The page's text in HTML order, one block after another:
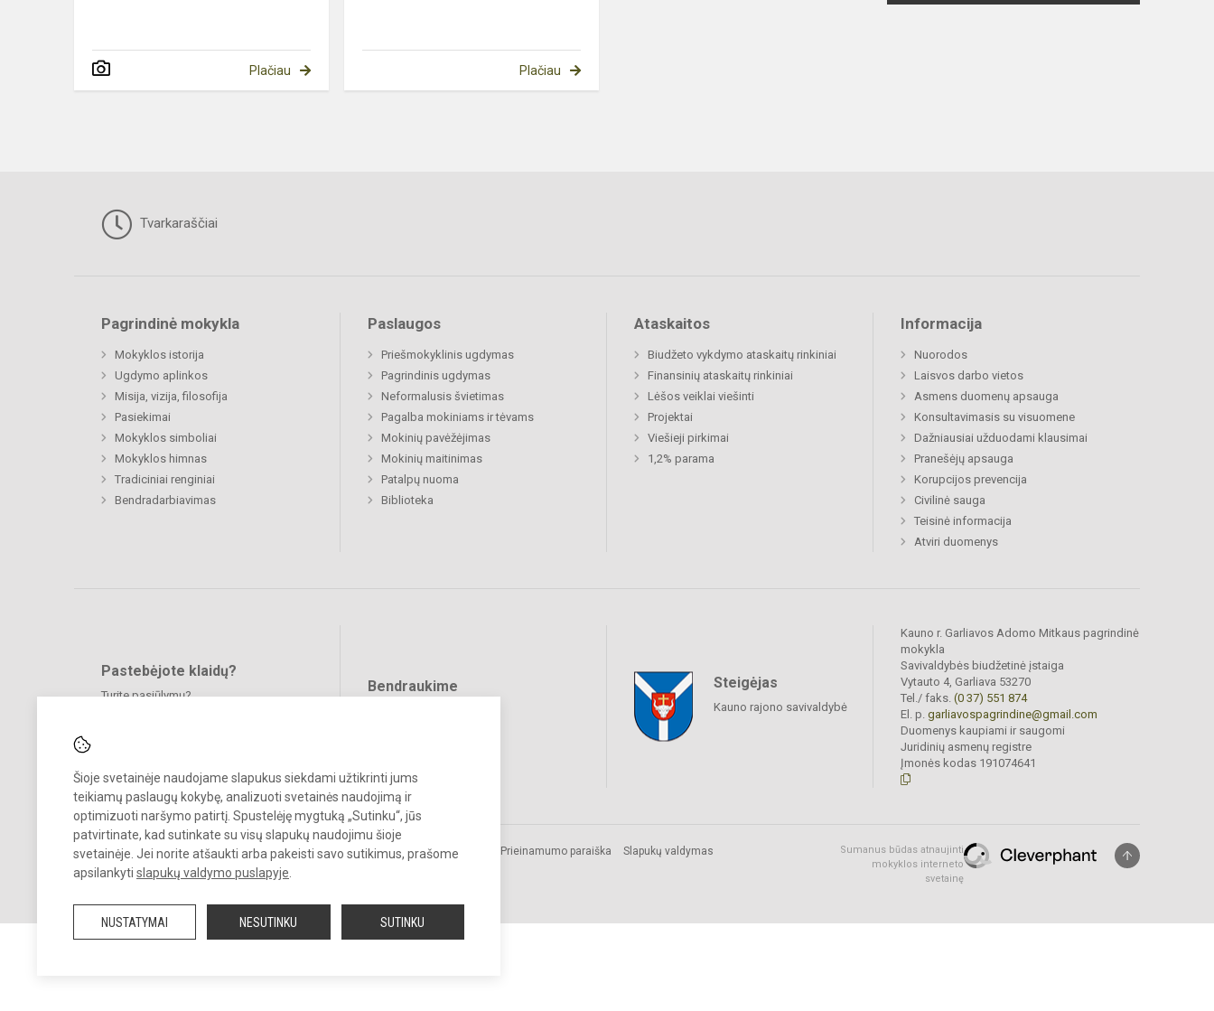
Šioje svetainėje naudojame slapukus siekdami užtikrinti jums
teikiamų paslaugų kokybę, analizuoti svetainės naudojimą ir
optimizuoti naršymo patirtį. Spustelėję mygtuką „Sutinku“, jūs
patvirtinate, kad sutinkate su visų slapukų naudojimu šioje
svetainėje. Jei norite atšaukti arba pakeisti savo sutikimus, prašome
apsilankyti slapukų valdymo puslapyje
NUSTATYMAI NESUTINKU SUTINKU
Plačiau Plačiau
Tvarkaraščiai
Pagrindinė mokykla
Mokyklos istorija
Ugdymo aplinkos
Misija, vizija, filosofija
Pasiekimai
Mokyklos simboliai
Mokyklos himnas
Tradiciniai renginiai
Bendradarbiavimas
Paslaugos
Priešmokyklinis ugdymas
Pagrindinis ugdymas
Neformalusis švietimas
Pagalba mokiniams ir tėvams
Mokinių pavėžėjimas
Mokinių maitinimas
Patalpų nuoma
Biblioteka
Ataskaitos
Biudžeto vykdymo ataskaitų rinkiniai
Finansinių ataskaitų rinkiniai
Lėšos veiklai viešinti
Projektai
Viešieji pirkimai
1,2% parama
Informacija
Nuorodos
Laisvos darbo vietos
Asmens duomenų apsauga
Konsultavimasis su visuomene
Dažniausiai užduodami klausimai
Pranešėjų apsauga
Korupcijos prevencija
Civilinė sauga
Teisinė informacija
Atviri duomenys
Pastebėjote klaidų?
Turite pasiūlymų?
Bendraukime Steigėjas
Kauno rajono savivaldybė
Kauno r. Garliavos Adomo Mitkaus pagrindinė
mokykla
Savivaldybės biudžetinė įstaiga
Vytauto 4, Garliava 53270
Tel./ faks. (0 37) 551 874
El. p. garliavospagrindine@gmail.com
Duomenys kaupiami ir saugomi
Juridinių asmenų registre
Įmonės kodas 191074641
© 2022. Kauno r. Garliavos Adomo Mitkaus pagrindinė mokykla. Visos
teisės saugomos.
Kopijuoti turinį be raštiško įstaigos administracijos sutikimo griežtai
Prieinamumo paraiška Slapukų valdymas
Sumanus būdas atnaujinti
mokyklos interneto
svetainę